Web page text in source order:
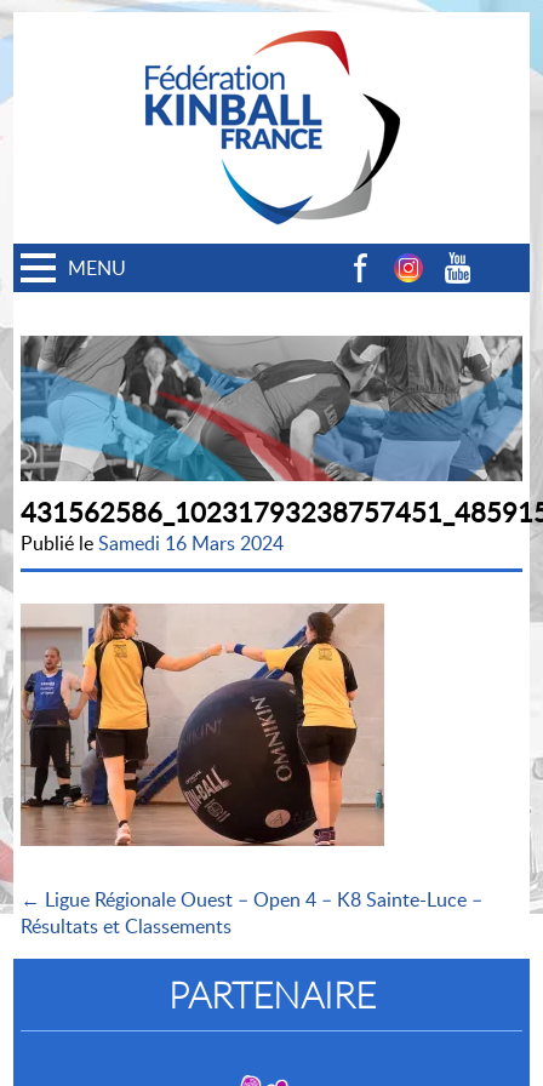
MENU
Publié leSamedi 16 Mars 2024
← Ligue Régionale Ouest – Open 4 – K8 Sainte-Luce –
Résultats et Classements
PARTENAIRE